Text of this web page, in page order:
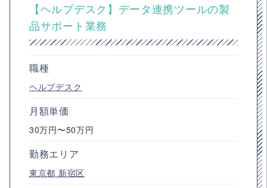
【ヘルプデスク】データ連携ツールの製
品サポート業務
職種
ヘルプデスク
月額単価
30万円〜50万円
勤務エリア
東京都 新宿区